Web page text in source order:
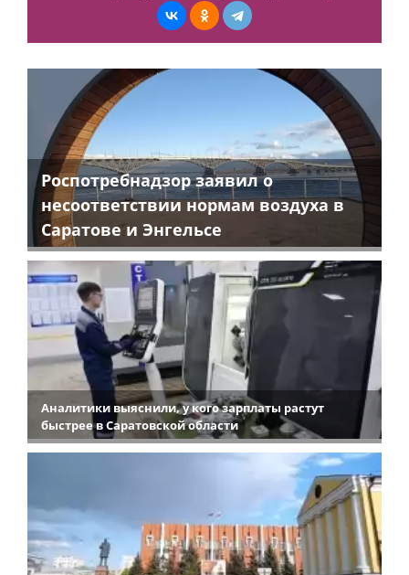
Роспотребнадзор заявил о
несоответствии нормам воздуха в
Саратове и Энгельсе
Аналитики выяснили, у кого зарплаты растут
быстрее в Саратовской области